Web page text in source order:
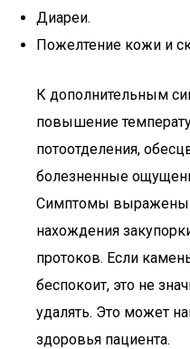
Диареи.
Пожелтение кожи и
К дополнительным
повышение
потоотделения,
болезненные
Симптомы выражены
нахождения
протоков. Если
беспокоит, это не
удалять. Это может
здоровья пациента.